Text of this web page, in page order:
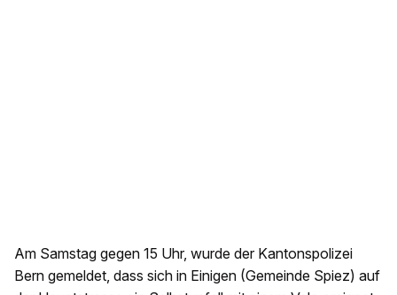
Am Samstag gegen 15 Uhr, wurde der Kantonspolizei
Bern gemeldet, dass sich in Einigen (Gemeinde Spiez) auf